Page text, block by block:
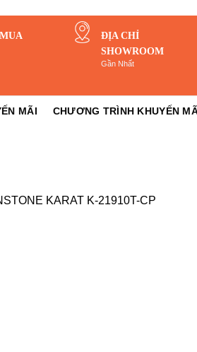
ĐỊA CHỈ
SHOWROOM
Gần Nhất
MÃI CHƯƠNG TRÌNH KHUYẾN
KARAT K-21910T-CP